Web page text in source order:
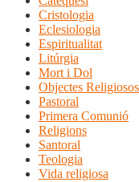
Cristologia
Eclesiologia
Espiritualitat
Litúrgia
Mort i Dol
Objectes Religiosos
Pastoral
Primera Comunió
Religions
Santoral
Teologia
Vida religiosa